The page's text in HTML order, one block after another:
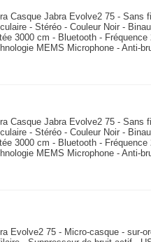
Casque Jabra Evolve2 75 - Sans
- Stéréo - Couleur Noir -
3000 cm - Bluetooth -
MEMS Microphone - Anti-
Casque Jabra Evolve2 75 - Sans
- Stéréo - Couleur Noir -
3000 cm - Bluetooth -
MEMS Microphone - Anti-
Evolve2 75 - Micro-casque - sur-